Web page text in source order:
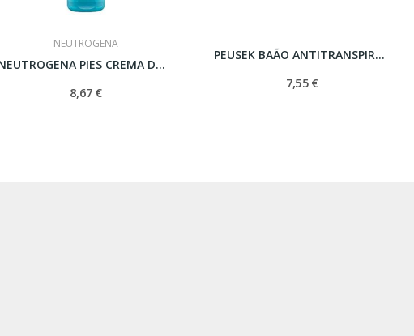
NEUTROGENA
NEUTROGENA PIES CREMA DUREZA 50 ML
8,67 €
PEUSEK BAÃO ANTITRANSPIRANTE PIES 20 G
7,55 €